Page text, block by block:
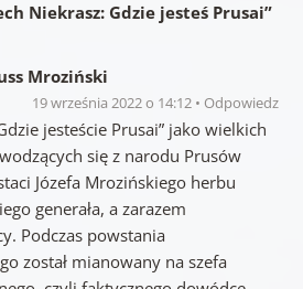
Niekrasz: Gdzie jesteś Prusai”
Mroziński
19 września 2022 o 14:12 Odpowiedz
jesteście Prusai” jako wielkich
się z narodu Prusów
Józefa Mrozińskiego herbu
generała, a zarazem
Podczas powstania
został mianowany na szefa